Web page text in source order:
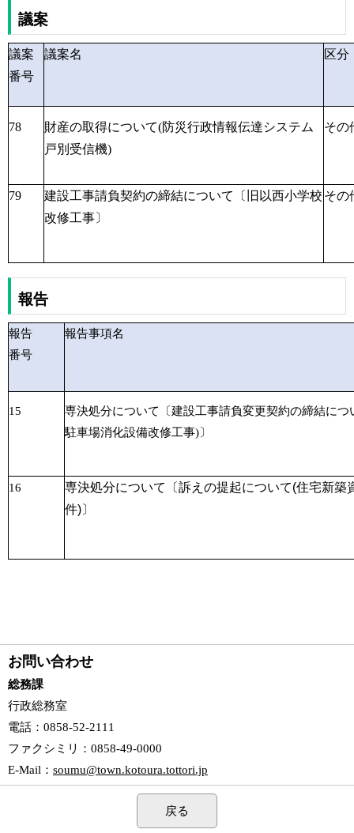
議案
議案
番号
議案名 区分
78
財産の取得について(防災行政情報伝達システム
戸別受信機)
その
79
建設工事請負契約の締結について〔旧以西小学校
改修工事〕
その
報告
報告
番号
報告事項名
15
専決処分について〔建設工事請負変更契約の締結に
駐車場消化設備改修工事)〕
16 専決処分について〔訴えの提起について(住宅新築
件)〕
お問い合わせ
総務課
行政総務室
電話 ：0858-52-2111
ファクシミリ
：0858-49-0000
E-Mail ： soumu@town.kotoura.tottori.jp
戻る